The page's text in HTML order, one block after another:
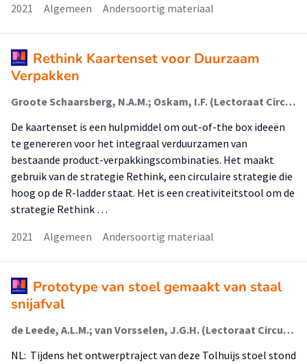
2021
Algemeen Andersoortig materiaal
Rethink Kaartenset voor Duurzaam
Verpakken
Groote Schaarsberg, N.A.M.; Oskam, I.F. (Lectoraat Circulair Ontwerpen En Ondernemen)
De kaartenset is een hulpmiddel om out-of-the box ideeën
te genereren voor het integraal verduurzamen van
bestaande product-verpakkingscombinaties. Het maakt
gebruik van de strategie Rethink, een circulaire strategie die
hoog op de R-ladder staat. Het is een creativiteitstool om de
strategie Rethink …
2021
Algemeen Andersoortig materiaal
Prototype van stoel gemaakt van staal
snijafval
de Leede, A.L.M.; van Vorsselen, J.G.H. (Lectoraat Circulair Ontwerpen En Ondernemen); Oskam, I.F. (Lectoraat Circulair Ontwerpen En Ondernemen)
NL: Tijdens het ontwerptraject van deze Tolhuijs stoel stond